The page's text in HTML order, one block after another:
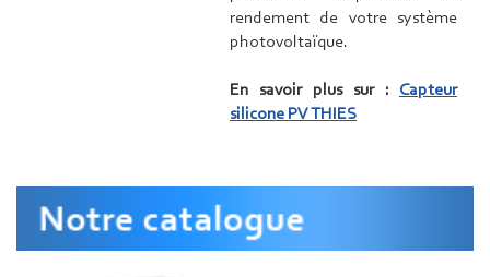
rendement de votre système
photovoltaïque.
En savoir plus sur : Capteur
silicone PV THIES